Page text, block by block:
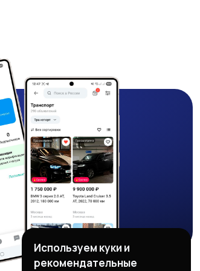
Используем куки и
рекомендательные